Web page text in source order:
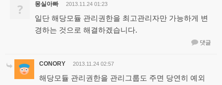
? 몽실아빠 2013.11.24 01:23
일단 해당모듈 관리권한을 최고관리자만 가능하게 변
경하는 것으로 해결하겠습니다.
댓글
CONORY 2013.11.24 02:57
해당모듈 관리권한을 관리그룹도 주면 당연히 예외